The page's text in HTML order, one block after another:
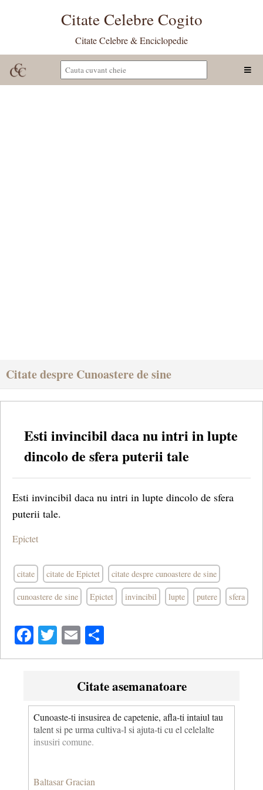
Citate Celebre Cogito
Citate Celebre & Enciclopedie
Citate despre Cunoastere de sine
Esti invincibil daca nu intri in lupte
dincolo de sfera puterii tale
Esti invincibil daca nu intri in lupte dincolo de sfera
puterii tale.
Epictet
citate citate de Epictet citate despre cunoastere de sine
cunoastere de sine Epictet invincibil lupte putere sfera
Facebook
Twitter
Email
Citate asemanatoare
Cunoaste-ti insusirea de capetenie, afla-ti intaiul tau
talent si pe urma cultiva-l si ajuta-ti cu el celelalte
insusiri comune.
Baltasar Gracian